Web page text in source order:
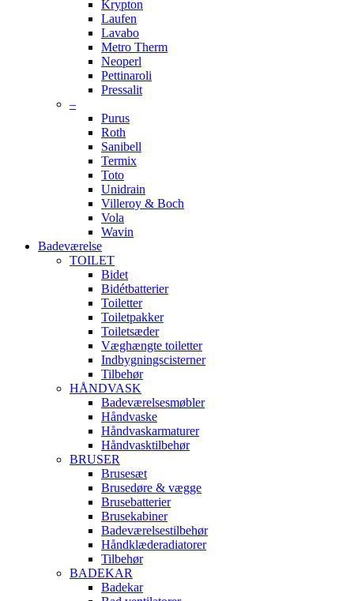
Krypton
Laufen
Lavabo
Metro Therm
Neoperl
Pettinaroli
Pressalit
–
Purus
Roth
Sanibell
Termix
Toto
Unidrain
Villeroy & Boch
Vola
Wavin
Badeværelse
TOILET
Bidet
Bidétbatterier
Toiletter
Toiletpakker
Toiletsæder
Væghængte toiletter
Indbygningscisterner
Tilbehør
HÅNDVASK
Badeværelsesmøbler
Håndvaske
Håndvaskarmaturer
Håndvasktilbehør
BRUSER
Brusesæt
Brusedøre & vægge
Brusebatterier
Brusekabiner
Badeværelsestilbehør
Håndklæderadiatorer
Tilbehør
BADEKAR
Badekar